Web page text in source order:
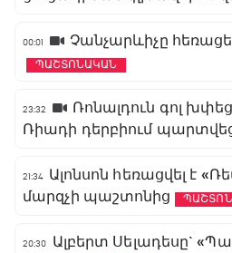
00:01 Չանչարևիչը
ՊԱՇՏՈՆԱԿԱՆ
23:32
Ռոնալդուն գոլ
Ռիադի դերբիում պարտվեց
21:34 Ալոնսոն հեռացվել է
մարզչի պաշտոնից
20:30
Ալբերտ Սելադեսը`